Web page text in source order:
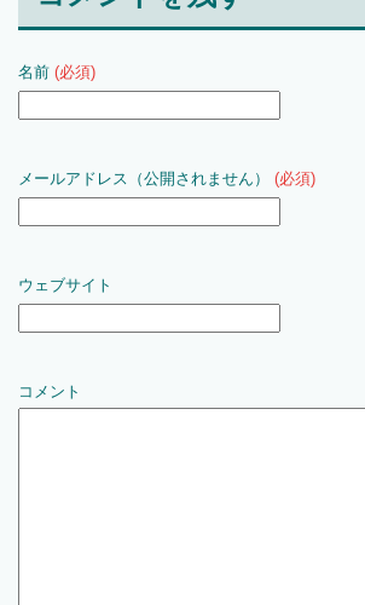
名前 (必須)
メールアドレス（公開されません） (必須)
ウェブサイト
コメント